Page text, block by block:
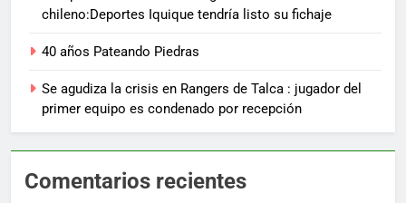
chileno:Deportes Iquique tendría listo su fichaje
40 años Pateando Piedras
Se agudiza la crisis en Rangers de Talca : jugador del
primer equipo es condenado por recepción
Comentarios recientes